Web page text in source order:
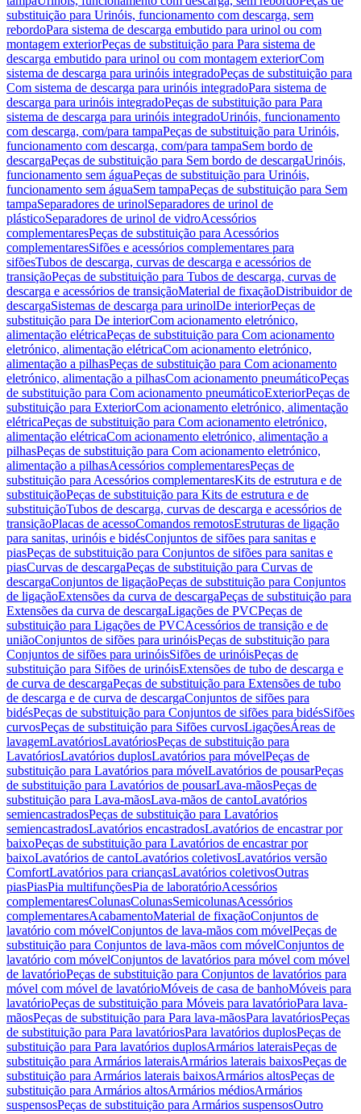
substituição para Urinóis, funcionamento com descarga, sem
rebordoPara sistema de descarga embutido para urinol ou com
montagem exteriorPeças de substituição para Para sistema de
descarga embutido para urinol ou com montagem exteriorCom
sistema de descarga para urinóis integradoPeças de substituição para
Com sistema de descarga para urinóis integradoPara sistema de
descarga para urinóis integradoPeças de substituição para Para
sistema de descarga para urinóis integradoUrinóis, funcionamento
com descarga, com/para tampaPeças de substituição para Urinóis,
funcionamento com descarga, com/para tampaSem bordo de
descargaPeças de substituição para Sem bordo de descargaUrinóis,
funcionamento sem águaPeças de substituição para Urinóis,
funcionamento sem águaSem tampaPeças de substituição para Sem
tampaSeparadores de urinolSeparadores de urinol de
plásticoSeparadores de urinol de vidroAcessórios
complementaresPeças de substituição para Acessórios
complementaresSifões e acessórios complementares para
sifõesTubos de descarga, curvas de descarga e acessórios de
transiçãoPeças de substituição para Tubos de descarga, curvas de
descarga e acessórios de transiçãoMaterial de fixaçãoDistribuidor de
descargaSistemas de descarga para urinolDe interiorPeças de
substituição para De interiorCom acionamento eletrónico,
alimentação elétricaPeças de substituição para Com acionamento
eletrónico, alimentação elétricaCom acionamento eletrónico,
alimentação a pilhasPeças de substituição para Com acionamento
eletrónico, alimentação a pilhasCom acionamento pneumáticoPeças
de substituição para Com acionamento pneumáticoExteriorPeças de
substituição para ExteriorCom acionamento eletrónico, alimentação
elétricaPeças de substituição para Com acionamento eletrónico,
alimentação elétricaCom acionamento eletrónico, alimentação a
pilhasPeças de substituição para Com acionamento eletrónico,
alimentação a pilhasAcessórios complementaresPeças de
substituição para Acessórios complementaresKits de estrutura e de
substituiçãoPeças de substituição para Kits de estrutura e de
substituiçãoTubos de descarga, curvas de descarga e acessórios de
transiçãoPlacas de acessoComandos remotosEstruturas de ligação
para sanitas, urinóis e bidésConjuntos de sifões para sanitas e
piasPeças de substituição para Conjuntos de sifões para sanitas e
piasCurvas de descargaPeças de substituição para Curvas de
descargaConjuntos de ligaçãoPeças de substituição para Conjuntos
de ligaçãoExtensões da curva de descargaPeças de substituição para
Extensões da curva de descargaLigações de PVCPeças de
substituição para Ligações de PVCAcessórios de transição e de
uniãoConjuntos de sifões para urinóisPeças de substituição para
Conjuntos de sifões para urinóisSifões de urinóisPeças de
substituição para Sifões de urinóisExtensões de tubo de descarga e
de curva de descargaPeças de substituição para Extensões de tubo
de descarga e de curva de descargaConjuntos de sifões para
bidésPeças de substituição para Conjuntos de sifões para bidésSifões
curvosPeças de substituição para Sifões curvosLigaçõesÁreas de
lavagemLavatóriosLavatóriosPeças de substituição para
LavatóriosLavatórios duplosLavatórios para móvelPeças de
substituição para Lavatórios para móvelLavatórios de pousarPeças
de substituição para Lavatórios de pousarLava-mãosPeças de
substituição para Lava-mãosLava-mãos de cantoLavatórios
semiencastradosPeças de substituição para Lavatórios
semiencastradosLavatórios encastradosLavatórios de encastrar por
baixoPeças de substituição para Lavatórios de encastrar por
baixoLavatórios de cantoLavatórios coletivosLavatórios versão
ComfortLavatórios para criançasLavatórios coletivosOutras
piasPiasPia multifunçõesPia de laboratórioAcessórios
complementaresColunasColunasSemicolunasAcessórios
complementaresAcabamentoMaterial de fixaçãoConjuntos de
lavatório com móvelConjuntos de lava-mãos com móvelPeças de
substituição para Conjuntos de lava-mãos com móvelConjuntos de
lavatório com móvelConjuntos de lavatórios para móvel com móvel
de lavatórioPeças de substituição para Conjuntos de lavatórios para
móvel com móvel de lavatórioMóveis de casa de banhoMóveis para
lavatórioPeças de substituição para Móveis para lavatórioPara lava-
mãosPeças de substituição para Para lava-mãosPara lavatóriosPeças
de substituição para Para lavatóriosPara lavatórios duplosPeças de
substituição para Para lavatórios duplosArmários lateraisPeças de
substituição para Armários lateraisArmários laterais baixosPeças de
substituição para Armários laterais baixosArmários altosPeças de
substituição para Armários altosArmários médiosArmários
suspensosPeças de substituição para Armários suspensosOutro